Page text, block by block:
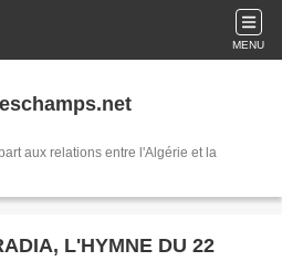
MENU
aux relations entre l'Algérie et la
L'HYMNE DU 22